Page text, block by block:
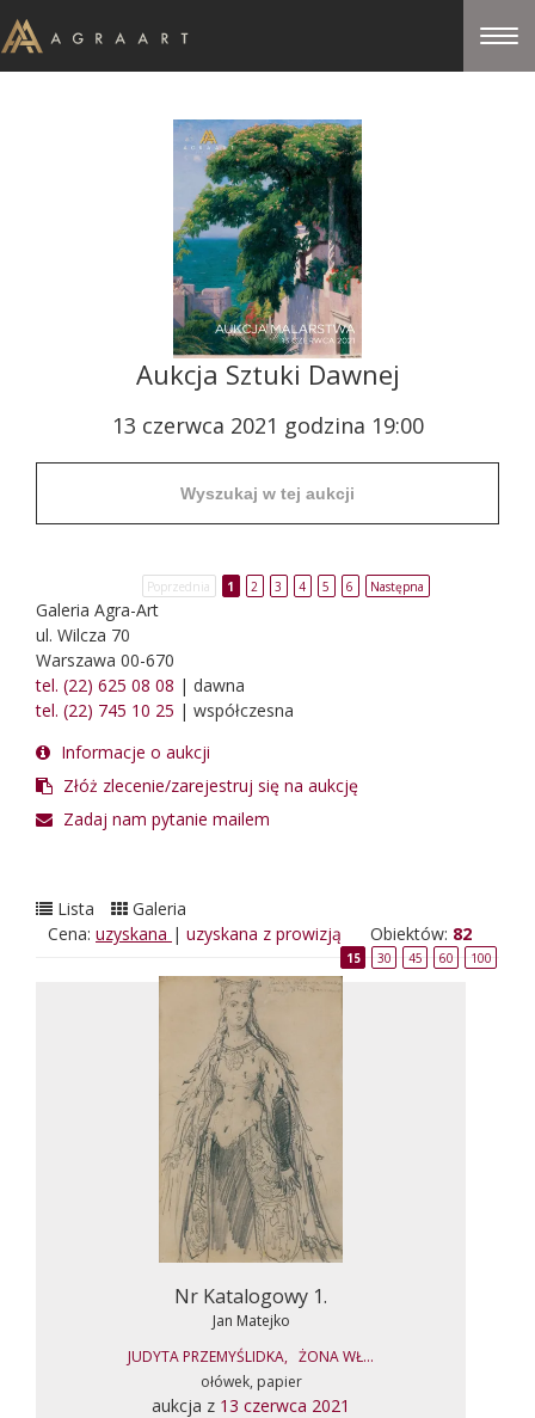
Aukcja Sztuki Dawnej
13 czerwca 2021 godzina 19:00
Poprzednia 1 2 3 4 5 6 Następna
Galeria Agra-Art
ul. Wilcza 70
Warszawa 00-670
tel. (22) 625 08 08 | dawna
tel. (22) 745 10 25 | współczesna
Informacje o aukcji
Złóż zlecenie/zarejestruj się na aukcję
Zadaj nam pytanie mailem
Lista
Galeria
Cena: uzyskana | uzyskana z prowizją Obiektów: 82
15 30 45 60 100
Nr Katalogowy 1.
Jan Matejko
JUDYTA PRZEMYŚLIDKA, ŻONA WŁ...
ołówek, papier
aukcja z 13 czerwca 2021